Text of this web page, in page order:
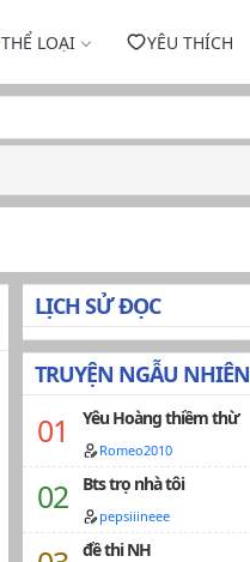
THỂ LOẠI YÊU THÍCH
LỊCH SỬ ĐỌC
TRUYỆN NGẪU NHIÊN
Yêu Hoàng thiềm thừ
Romeo2010
Bts trọ nhà tôi
pepsiiineee
đề thi NH